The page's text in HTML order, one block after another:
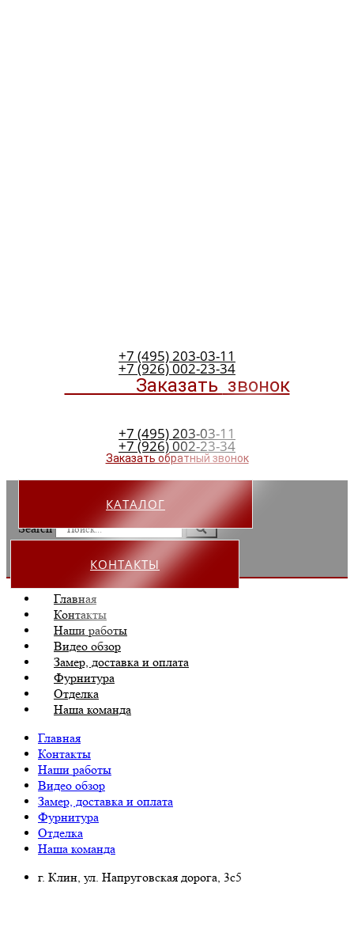
+7 (495) 203-03-11
+7 (926) 002-23-34
Заказать звонок
+7 (495) 203-03-11
+7 (926) 002-23-34
Заказать обратный звонок
КАТАЛОГ
Search
КОНТАКТЫ
Главная
Контакты
Наши работы
Видео обзор
Замер, доставка и оплата
Фурнитура
Отделка
Наша команда
Главная
Контакты
Наши работы
Видео обзор
Замер, доставка и оплата
Фурнитура
Отделка
Наша команда
г. Клин, ул. Напруговская дорога, 3с5